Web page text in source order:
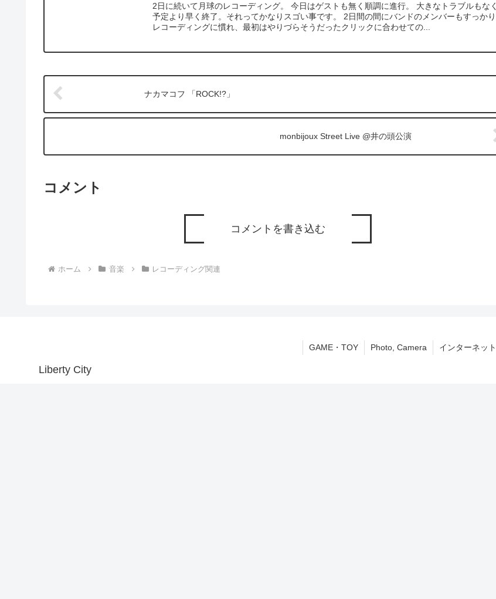
2日に続いて月球のレコーディング。 今日はゲストも無く順調に進行。 大きなトラブルもなく
予定より早く終了。それってかなりスゴい事です。 2日間の間にバンドのメンバーもすっかり
レコーディングに慣れ、最初はやりづらそうだったクリックに合わせての...
ナカマコフ 「ROCK!?」
monbijoux Street Live @井の頭公演
コメント
コメントを書き込む
ホーム 音楽 レコーディング関連
Liberty City
GAME・TOY Photo, Camera インターネット